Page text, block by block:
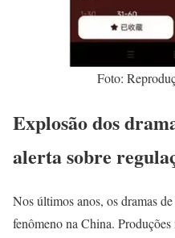
Foto:
Explosão dos
alerta sobre
Nos últimos anos, os dramas
fenômeno na China.